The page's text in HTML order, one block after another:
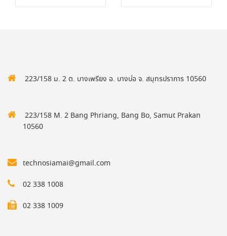
223/158 ม. 2 ต. บางเพรียง อ. บางบ่อ จ. สมุทรปราการ 10560
223/158 M. 2 Bang Phriang, Bang Bo, Samut Prakan
10560
technosiamai@gmail.com
02 338 1008
02 338 1009